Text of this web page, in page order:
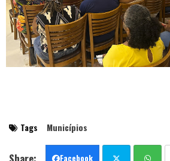
Tags Municípios
Facebook